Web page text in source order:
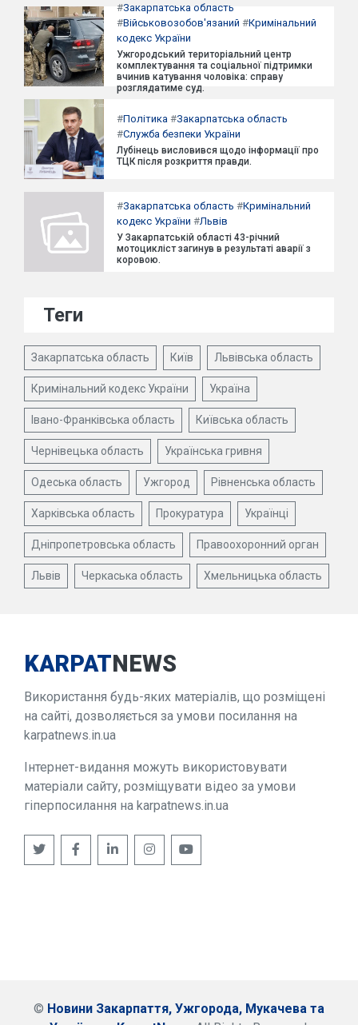
#Закарпатська область
#Військовозобов'язаний #Кримінальний
кодекс України
Ужгородський територіальний центр
комплектування та соціальної підтримки
вчинив катування чоловіка: справу
розглядатиме суд.
#Політика #Закарпатська область
#Служба безпеки України
Лубінець висловився щодо інформації про
ТЦК після розкриття правди.
#Закарпатська область #Кримінальний
кодекс України #Львів
У Закарпатській області 43-річний
мотоцикліст загинув в результаті аварії з
коровою.
Теги
Закарпатська область Київ Львівська область
Кримінальний кодекс України Україна
Івано-Франківська область Київська область
Чернівецька область Українська гривня
Одеська область Ужгород Рівненська область
Харківська область Прокуратура Українці
Дніпропетровська область Правоохоронний орган
Львів Черкаська область Хмельницька область
KARPATNEWS
Використання будь-яких матеріалів, що розміщені
на сайті, дозволяється за умови посилання на
karpatnews.in.ua
Інтернет-видання можуть використовувати
матеріали сайту, розміщувати відео за умови
гіперпосилання на karpatnews.in.ua
© Новини Закарпаття, Ужгорода, Мукачева та